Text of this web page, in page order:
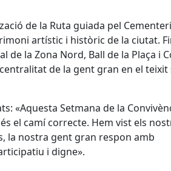
de la Ruta guiada pel
artístic i històric de la ciutat.
de la Zona Nord, Ball de la Plaça i
de la gent gran en el teixit
«Aquesta Setmana de la
el camí correcte. Hem vist els
la nostra gent gran respon amb
i digne».